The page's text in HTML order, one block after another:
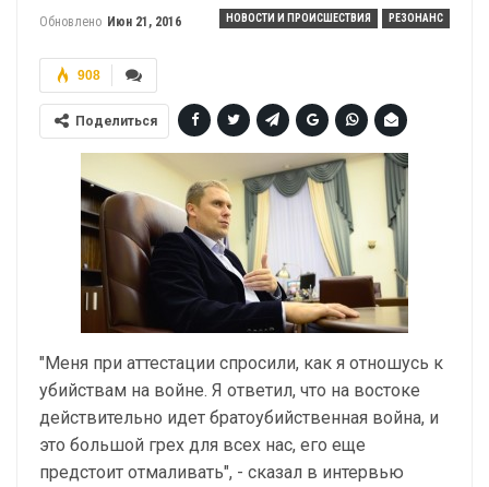
НОВОСТИ И ПРОИСШЕСТВИЯ РЕЗОНАНС
Обновлено Июн 21, 2016
908
Поделиться
"Меня при аттестации спросили, как я отношусь к
убийствам на войне. Я ответил, что на востоке
действительно идет братоубийственная война, и
это большой грех для всех нас, его еще
предстоит отмаливать", - сказал в интервью